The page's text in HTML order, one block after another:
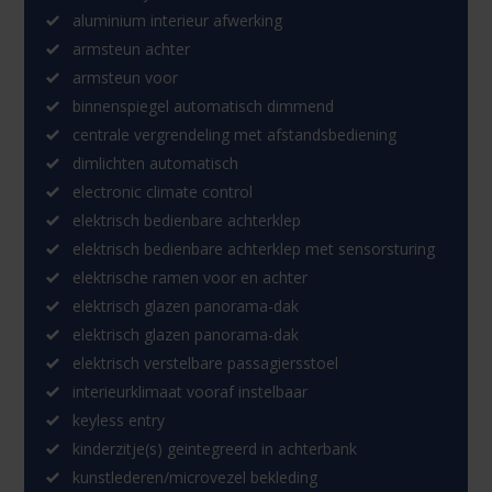
aluminium interieur afwerking
armsteun achter
armsteun voor
binnenspiegel automatisch dimmend
centrale vergrendeling met afstandsbediening
dimlichten automatisch
electronic climate control
elektrisch bedienbare achterklep
elektrisch bedienbare achterklep met sensorsturing
elektrische ramen voor en achter
elektrisch glazen panorama-dak
elektrisch glazen panorama-dak
elektrisch verstelbare passagiersstoel
interieurklimaat vooraf instelbaar
keyless entry
kinderzitje(s) geintegreerd in achterbank
kunstlederen/microvezel bekleding